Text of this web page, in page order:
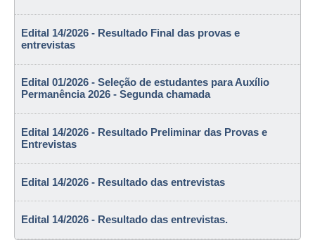
Edital 14/2026 - Resultado Final das provas e
entrevistas
Edital 01/2026 - Seleção de estudantes para Auxílio
Permanência 2026 - Segunda chamada
Edital 14/2026 - Resultado Preliminar das Provas e
Entrevistas
Edital 14/2026 - Resultado das entrevistas
Edital 14/2026 - Resultado das entrevistas.